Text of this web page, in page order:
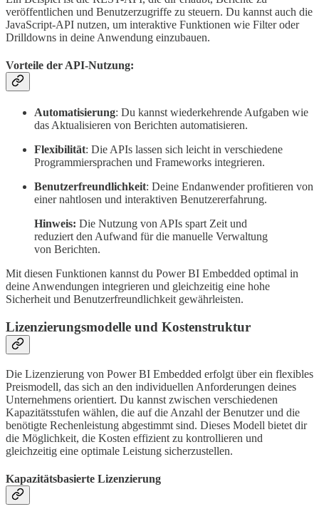
veröffentlichen und Benutzerzugriffe zu steuern. Du kannst auch die
JavaScript-API nutzen, um interaktive Funktionen wie Filter oder
Drilldowns in deine Anwendung einzubauen.
Vorteile der API-Nutzung:
Automatisierung: Du kannst wiederkehrende Aufgaben wie
das Aktualisieren von Berichten automatisieren.
Flexibilität: Die APIs lassen sich leicht in verschiedene
Programmiersprachen und Frameworks integrieren.
Benutzerfreundlichkeit: Deine Endanwender profitieren von
einer nahtlosen und interaktiven Benutzererfahrung.
Hinweis: Die Nutzung von APIs spart Zeit und
reduziert den Aufwand für die manuelle Verwaltung
von Berichten.
Mit diesen Funktionen kannst du Power BI Embedded optimal in
deine Anwendungen integrieren und gleichzeitig eine hohe
Sicherheit und Benutzerfreundlichkeit gewährleisten.
Lizenzierungsmodelle und Kostenstruktur
Die Lizenzierung von Power BI Embedded erfolgt über ein flexibles
Preismodell, das sich an den individuellen Anforderungen deines
Unternehmens orientiert. Du kannst zwischen verschiedenen
Kapazitätsstufen wählen, die auf die Anzahl der Benutzer und die
benötigte Rechenleistung abgestimmt sind. Dieses Modell bietet dir
die Möglichkeit, die Kosten effizient zu kontrollieren und
gleichzeitig eine optimale Leistung sicherzustellen.
Kapazitätsbasierte Lizenzierung